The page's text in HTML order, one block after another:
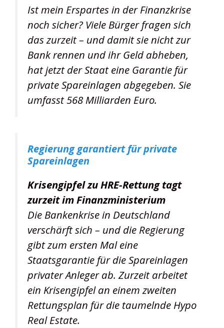
Ist mein Erspartes in der Finanzkrise
noch sicher? Viele Bürger fragen sich
das zurzeit – und damit sie nicht zur
Bank rennen und ihr Geld abheben,
hat jetzt der Staat eine Garantie für
private Spareinlagen abgegeben. Sie
umfasst 568 Milliarden Euro.
Regierung garantiert für private
Spareinlagen
Krisengipfel zu HRE-Rettung tagt
zurzeit im Finanzministerium
Die Bankenkrise in Deutschland
verschärft sich – und die Regierung
gibt zum ersten Mal eine
Staatsgarantie für die Spareinlagen
privater Anleger ab. Zurzeit arbeitet
ein Krisengipfel an einem zweiten
Rettungsplan für die taumelnde Hypo
Real Estate.